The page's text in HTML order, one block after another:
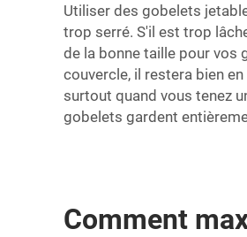
Utiliser des gobelets
trop serré. S'il est trop
de la bonne taille pour vos
couvercle, il restera bien
surtout quand vous tenez
gobelets gardent
Comment